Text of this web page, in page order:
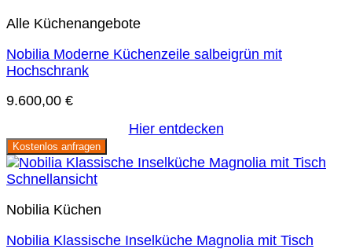
Alle Küchenangebote
Nobilia Moderne Küchenzeile salbeigrün mit
Hochschrank
9.600,00 €
Hier entdecken
Kostenlos anfragen
Schnellansicht
Nobilia Küchen
Nobilia Klassische Inselküche Magnolia mit Tisch